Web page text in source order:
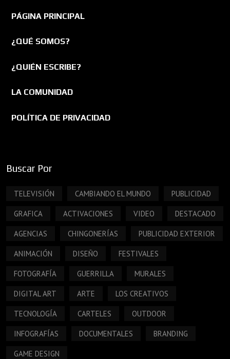
PÁGINA PRINCIPAL
¿QUÉ SOMOS?
¿QUIÉN ESCRIBE?
LA COMUNIDAD
POLÍTICA DE PRIVACIDAD
Buscar Por
TELEVISIÓN CAMBIANDO EL MUNDO PUBLICIDAD
GRAFICA ACTIVACIONES VIDEO DESTACADO
AGENCIAS CHINGONERÍAS PUBLICIDAD EXTERIOR
ANIMACIÓN DISEÑO FESTIVALES
FOTOGRAFÍA GUERRILLA MURALES
DIGITAL ART ARTE LOS CREATIVOS
TECNOLOGÍA CARTELES OUTDOOR
INFOGRAFÍAS DOCUMENTALES BRANDING
GAME DESIGN